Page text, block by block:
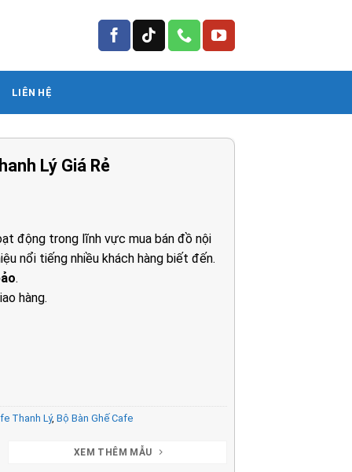
LIÊN HỆ
Lý Giá Rẻ
động trong lĩnh vực mua bán đồ nội
nổi tiếng nhiều khách hàng biết đến.
.
hàng.
Thanh Lý,Bộ Bàn Ghế Cafe
XEM THÊM MẪU